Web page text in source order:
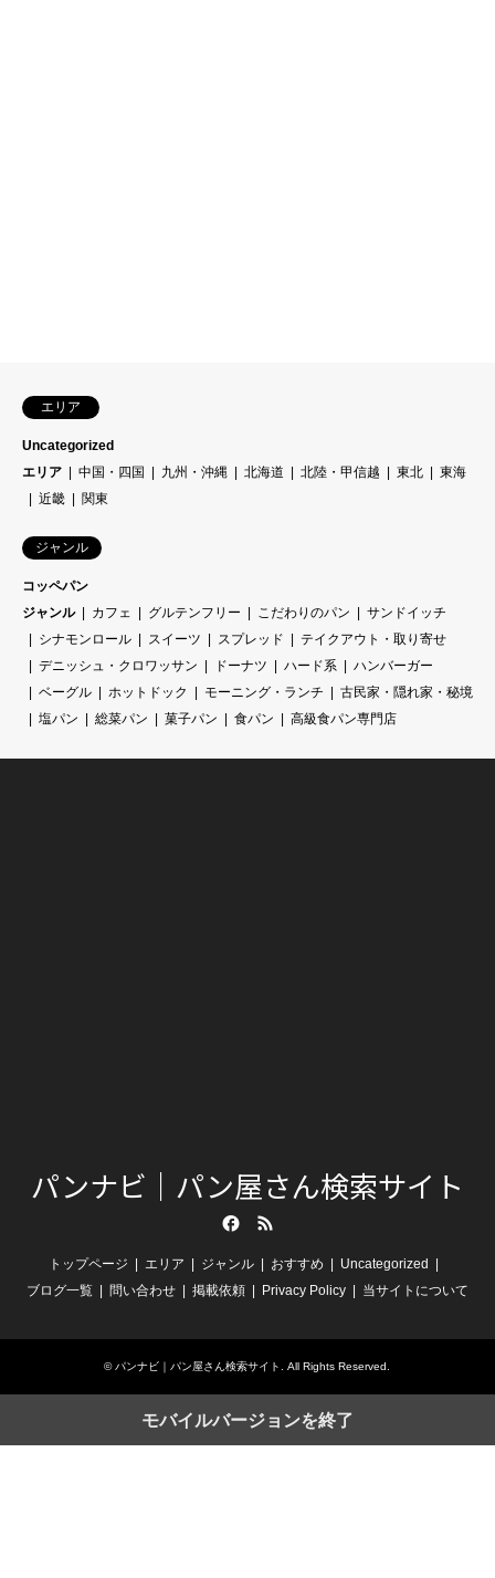
エリア
Uncategorized
エリア
中国・四国 九州・沖縄 北海道 北陸・甲信越 東北
東海
近畿
関東
ジャンル
コッペパン
ジャンル
カフェ グルテンフリー こだわりのパン
サンドイッチ
シナモンロール
スイーツ スプレッド
テイクアウト・取り寄せ
デニッシュ・クロワッサン
ドーナツ ハード系
ハンバーガー
ベーグル
ホットドック モーニング・ランチ
古民家・隠れ家・秘境
塩パン
総菜パン 菓子パン 食パン 高級食パン専門店
パンナビ｜パン屋さん検索サイト
トップページ エリア ジャンル おすすめ
Uncategorized
ブログ一覧
問い合わせ 掲載依頼 Privacy Policy 当サイトについて
©パンナビ｜パン屋さん検索サイト. All Rights Reserved.
モバイルバージョンを終了